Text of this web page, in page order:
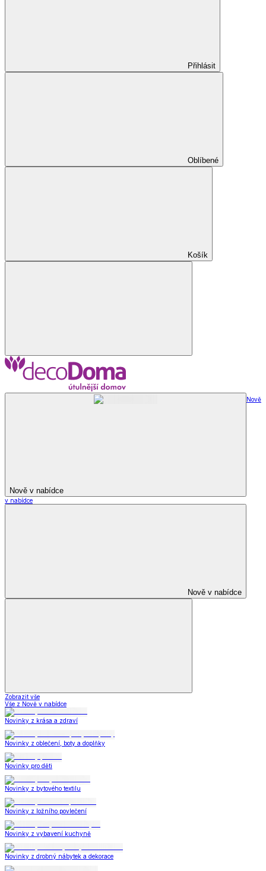
Přihlásit
Oblíbené
Košík
Nově v nabídce
Nově
v nabídce
Nově v nabídce
Zobrazit vše
Vše z Nově v nabídce
Novinky z krása a zdraví
Novinky z oblečení, boty a doplňky
Novinky pro děti
Novinky z bytového textilu
Novinky z ložního povlečení
Novinky z vybavení kuchyně
Novinky z drobný nábytek a dekorace